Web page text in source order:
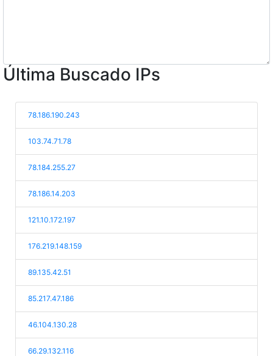
Última Buscado IPs
78.186.190.243
103.74.71.78
78.184.255.27
78.186.14.203
121.10.172.197
176.219.148.159
89.135.42.51
85.217.47.186
46.104.130.28
66.29.132.116